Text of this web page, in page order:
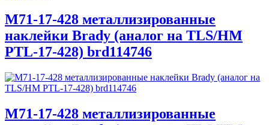
M71-17-428 металлизированные
наклейки Brady (аналог на TLS/HM
PTL-17-428) brd114746
M71-17-428 металлизированные